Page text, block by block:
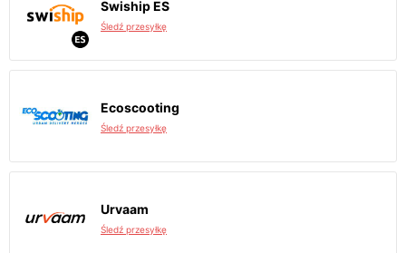
Swiship ES
Śledź przesyłkę
Ecoscooting
Śledź przesyłkę
Urvaam
Śledź przesyłkę